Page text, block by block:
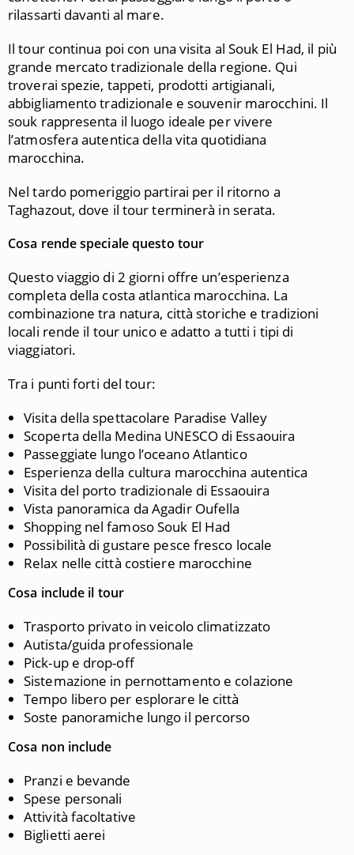
rilassarti davanti al mare.
Il tour continua poi con una visita al Souk El Had, il più
grande mercato tradizionale della regione. Qui
troverai spezie, tappeti, prodotti artigianali,
abbigliamento tradizionale e souvenir marocchini. Il
souk rappresenta il luogo ideale per vivere
l’atmosfera autentica della vita quotidiana
marocchina.
Nel tardo pomeriggio partirai per il ritorno a
Taghazout, dove il tour terminerà in serata.
Cosa rende speciale questo tour
Questo viaggio di 2 giorni offre un’esperienza
completa della costa atlantica marocchina. La
combinazione tra natura, città storiche e tradizioni
locali rende il tour unico e adatto a tutti i tipi di
viaggiatori.
Tra i punti forti del tour:
Visita della spettacolare Paradise Valley
Scoperta della Medina UNESCO di Essaouira
Passeggiate lungo l’oceano Atlantico
Esperienza della cultura marocchina autentica
Visita del porto tradizionale di Essaouira
Vista panoramica da Agadir Oufella
Shopping nel famoso Souk El Had
Possibilità di gustare pesce fresco locale
Relax nelle città costiere marocchine
Cosa include il tour
Trasporto privato in veicolo climatizzato
Autista/guida professionale
Pick-up e drop-off
Sistemazione in pernottamento e colazione
Tempo libero per esplorare le città
Soste panoramiche lungo il percorso
Cosa non include
Pranzi e bevande
Spese personali
Attività facoltative
Biglietti aerei